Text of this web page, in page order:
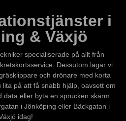
i
& Växjö
specialiserade på allt från
Dessutom lagar vi
och drönare med korta
lita på att få snabb hjälp, oavsett om
eller byta en sprucken skärm.
i Jönköping eller Bäckgatan i
idag!